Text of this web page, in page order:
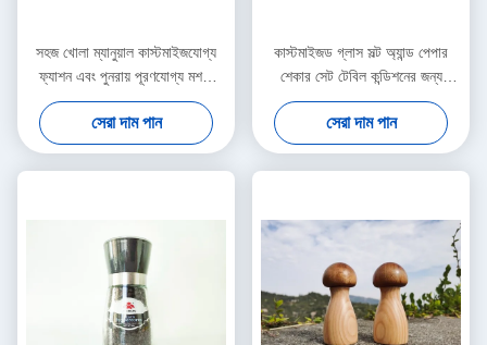
সহজ খোলা ম্যানুয়াল কাস্টমাইজযোগ্য
ফ্যাশন এবং পুনরায় পূরণযোগ্য মশলা
গ্রাইন্ডার সব ধরনের মশলা জন্য উপযুক্ত
সেরা দাম পান
কাস্টমাইজড গ্লাস সল্ট অ্যান্ড পেপার
শেকার সেট টেবিল কন্ডিশনের জন্য
আলোচনাযোগ্য সর্বনিম্ন অর্ডার পরিমাণ
সেরা দাম পান